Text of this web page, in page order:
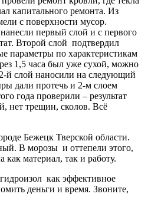
капитального ремонта. Из
с поверхности мусор.
первый слой и с первого
Второй слой подтвердил
параметры по характеристикам
1,5 часа был уже сухой, можно
й слой наносили на следующий
дали протечь и 2-м слоем
года проверили – результат
нет трещин, сколов. Всё
Бежецк Тверской области.
В морозы и оттепели этого,
как материал, так и работу.
как эффективное
деньги и время. Звоните,